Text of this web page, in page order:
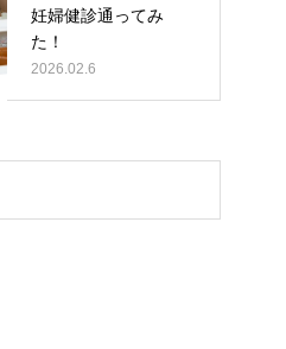
妊婦健診通ってみ
た！
2026.02.6